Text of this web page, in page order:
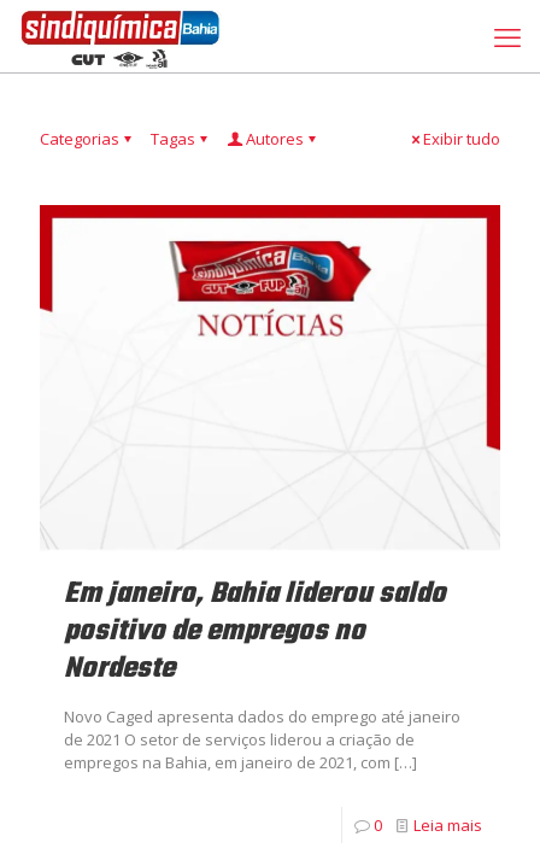
Categorias Tagas Autores Exibir tudo
Em janeiro, Bahia liderou saldo
positivo de empregos no
Nordeste
Novo Caged apresenta dados do emprego até janeiro
de 2021 O setor de serviços liderou a criação de
empregos na Bahia, em janeiro de 2021, com […]
0 Leia mais